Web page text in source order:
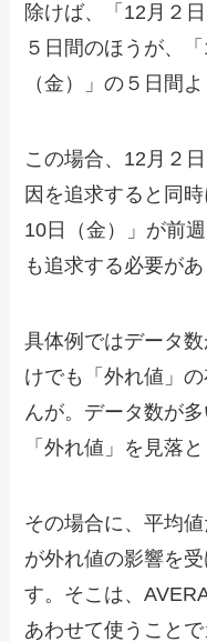
除けば、「12月２
５日間のほうが、
（金）」の５日間
この場合、12月２
因を追求すると同
10日（金）」が前
も追求する必要があ
具体例ではデータ
けでも「外れ値」
んが。データ数が
「外れ値」を見落
その場合に、平均
が外れ値の影響を
す。そこは、
あわせて使うことで